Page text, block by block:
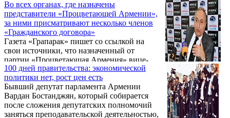
Армянского филиала Института стран СНГ,
политолог Александр Маркаров,
комментируя заявление Кочаряна о
возвращении в большую политику.
Во всех органах, где назначены
представители «Процветающей Армении»,
за ними присматривают несколько членов
«Гражданского договора»
Газета «Грапарак» пишет со ссылкой на
свои источники, что назначенный от
партии «Процветающая Армения» вице-
премьер Мгер Григорян находится в
дискомфортной ситуации: его не допускают
к важным встречам и визитам, не поручают
серьезных дел, никоим образом не
освещают деятельность. Он изолирован.
100 дней правительства: экономической
политики нет, рост цен есть
Бывший депутат парламента Армении
Вардан Бостанджян, который собирается
после сложения депутатских полномочий
заняться преподавательской деятельностью,